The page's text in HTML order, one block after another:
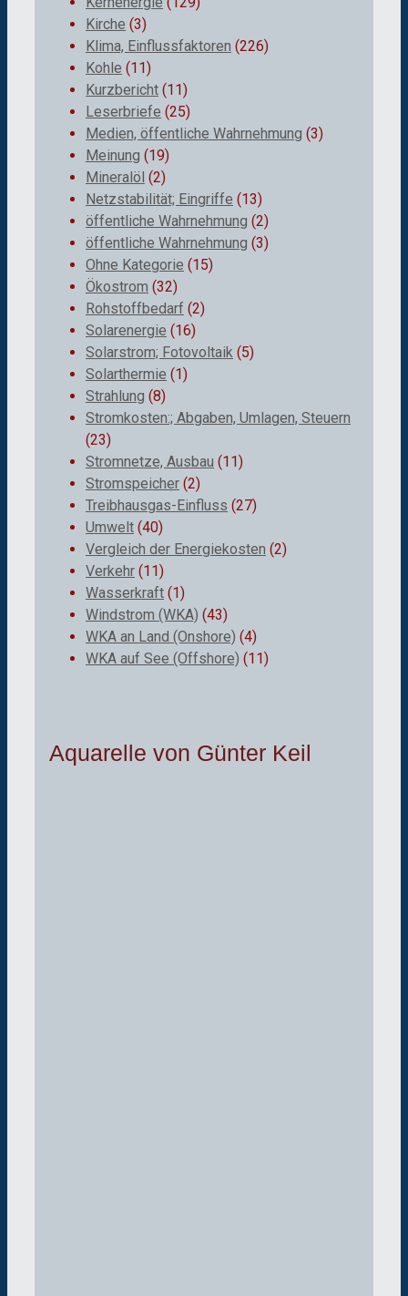
Kirche (3)
Klima, Einflussfaktoren (226)
Kohle (11)
Kurzbericht (11)
Leserbriefe (25)
Medien, öffentliche Wahrnehmung (3)
Meinung (19)
Mineralöl (2)
Netzstabilität; Eingriffe (13)
öffentliche Wahrnehmung (2)
öffentliche Wahrnehmung (3)
Ohne Kategorie (15)
Ökostrom (32)
Rohstoffbedarf (2)
Solarenergie (16)
Solarstrom; Fotovoltaik (5)
Solarthermie (1)
Strahlung (8)
Stromkosten:; Abgaben, Umlagen, Steuern
(23)
Stromnetze, Ausbau (11)
Stromspeicher (2)
Treibhausgas-Einfluss (27)
Umwelt (40)
Vergleich der Energiekosten (2)
Verkehr (11)
Wasserkraft (1)
Windstrom (WKA) (43)
WKA an Land (Onshore) (4)
WKA auf See (Offshore) (11)
Aquarelle von Günter Keil